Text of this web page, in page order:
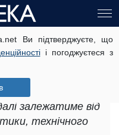
Ви підтверджуєте, що
і погоджуєтеся з
комунальні
області:
послуги у
залежатиме від
технічного